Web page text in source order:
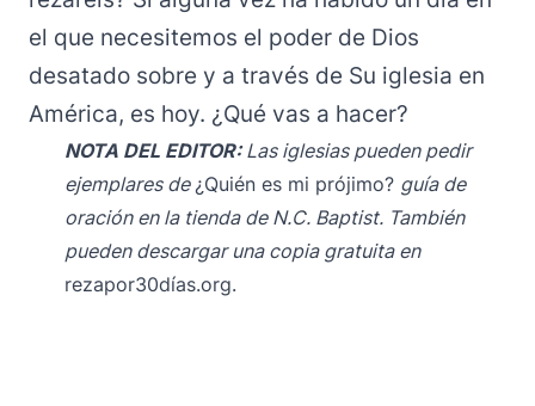
el que necesitemos el poder de Dios
desatado sobre y a través de Su iglesia en
América, es hoy. ¿Qué vas a hacer?
NOTA DEL EDITOR:Las iglesias pueden pedir
ejemplares de¿Quién es mi prójimo? guía de
oración en la tienda de N.C. Baptist. También
pueden descargar una copia gratuita en
rezapor30días.org.